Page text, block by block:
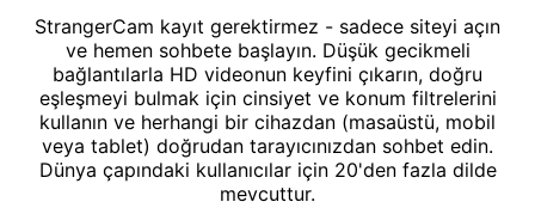
StrangerCam kayıt gerektirmez - sadece siteyi açın
ve hemen sohbete başlayın. Düşük gecikmeli
bağlantılarla HD videonun keyfini çıkarın, doğru
eşleşmeyi bulmak için cinsiyet ve konum filtrelerini
kullanın ve herhangi bir cihazdan (masaüstü, mobil
veya tablet) doğrudan tarayıcınızdan sohbet edin.
Dünya çapındaki kullanıcılar için 20'den fazla dilde
mevcuttur.